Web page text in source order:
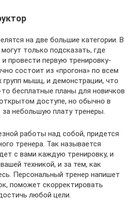
на две большие категории. В
только подсказать, где
провести первую тренировку-
состоит из «прогона» по всем
групп мышц, и демонстрации, что
бесплатные планы для новичков
доступе, но обычно в
за небольшую плату тренеры.
работы над собой, придется
тренера. Так называется
с вами каждую тренировку, и
техникой, и за тем, как
Персональный тренер напишет
поможет скорректировать
любой цели.